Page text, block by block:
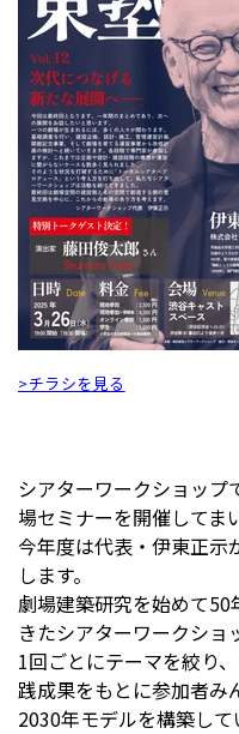
>チラシを見る
シアターワークショップ
場セミナーを開催してま
今年度は代表・伊東正示
します。
劇場建築研究を始めて50
きたシアターワークショ
1回ごとにテーマを絞り
践成果をもとに参加者み
2030年モデルを構築して